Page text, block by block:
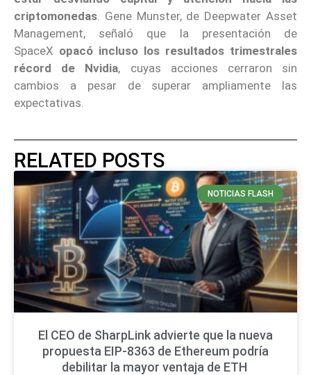
criptomonedas . Gene Munster, de Deepwater Asset
Management, señaló que la presentación de
SpaceX opacó incluso los resultados trimestrales
récord de Nvidia, cuyas acciones cerraron sin
cambios a pesar de superar ampliamente las
expectativas.
RELATED POSTS
NOTICIAS FLASH
El CEO de SharpLink advierte que la nueva
propuesta EIP-8363 de Ethereum podría
debilitar la mayor ventaja de ETH